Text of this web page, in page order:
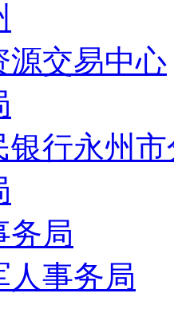
源交易中心
银行永州
务局
人事务局